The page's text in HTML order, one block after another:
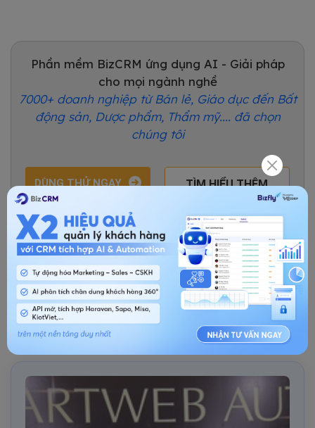
Phần mềm BizCRM ứng dụng AI - Giải pháp
cho mọi ngành nghề
7000+ doanh nghiệp từ Bán lẻ, Giáo dục đến Bất
động sản, Dược phẩm, Thẩm mỹ.... đã chọn
chúng tôi
DÙNG THỬ NGAY TÌM HIỂU THÊM
Kiến thức về CRM
Chia sẻ bài viết